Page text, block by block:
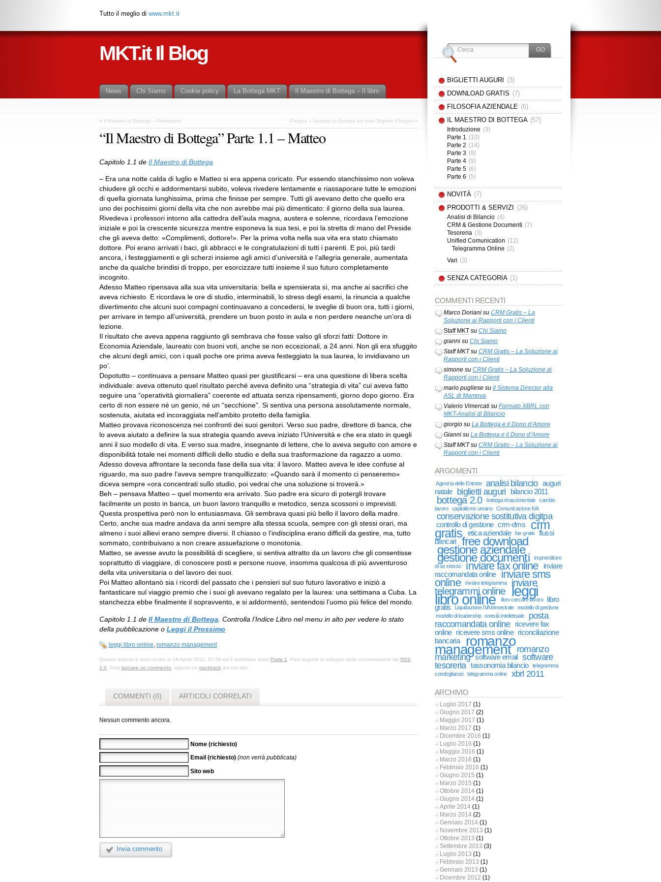
Tutto il meglio di www.mkt.it
MKT.it Il Blog
News Chi Siamo Cookie policy La Bottega MKT Il Maestro di Bottega – Il libro
« Il Maestro di Bottega – Prefazione Pasqua – Servizio di Stampa ed Invio Biglietti d’Auguri»
“Il Maestro di Bottega” Parte 1.1 – Matteo
Capitolo 1.1 de Il Maestro di Bottega
– Era una notte calda di luglio e Matteo si era appena coricato. Pur essendo stanchissimo non voleva
chiudere gli occhi e addormentarsi subito, voleva rivedere lentamente e riassaporare tutte le emozioni
di quella giornata lunghissima, prima che finisse per sempre. Tutti gli avevano detto che quello era
uno dei pochissimi giorni della vita che non avrebbe mai più dimenticato: il giorno della sua laurea.
Rivedeva i professori intorno alla cattedra dell’aula magna, austera e solenne, ricordava l’emozione
iniziale e poi la crescente sicurezza mentre esponeva la sua tesi, e poi la stretta di mano del Preside
che gli aveva detto: «Complimenti, dottore!». Per la prima volta nella sua vita era stato chiamato
dottore. Poi erano arrivati i baci, gli abbracci e le congratulazioni di tutti i parenti. E poi, più tardi
ancora, i festeggiamenti e gli scherzi insieme agli amici d’università e l’allegria generale, aumentata
anche da qualche brindisi di troppo, per esorcizzare tutti insieme il suo futuro completamente
incognito.
Adesso Matteo ripensava alla sua vita universitaria: bella e spensierata sì, ma anche ai sacrifici che
aveva richiesto. E ricordava le ore di studio, interminabili, lo stress degli esami, la rinuncia a qualche
divertimento che alcuni suoi compagni continuavano a concedersi, le sveglie di buon ora, tutti i giorni,
per arrivare in tempo all’università, prendere un buon posto in aula e non perdere neanche un’ora di
lezione.
Il risultato che aveva appena raggiunto gli sembrava che fosse valso gli sforzi fatti: Dottore in
Economia Aziendale, laureato con buoni voti, anche se non eccezionali, a 24 anni. Non gli era sfuggito
che alcuni degli amici, con i quali poche ore prima aveva festeggiato la sua laurea, lo invidiavano un
po’.
Dopotutto – continuava a pensare Matteo quasi per giustificarsi – era una questione di libera scelta
individuale: aveva ottenuto quel risultato perché aveva definito una “strategia di vita” cui aveva fatto
seguire una “operatività giornaliera” coerente ed attuata senza ripensamenti, giorno dopo giorno. Era
certo di non essere né un genio, né un “secchione”. Si sentiva una persona assolutamente normale,
sostenuta, aiutata ed incoraggiata nell’ambito protetto della famiglia.
Matteo provava riconoscenza nei confronti dei suoi genitori. Verso suo padre, direttore di banca, che
lo aveva aiutato a definire la sua strategia quando aveva iniziato l’Università e che era stato in quegli
anni il suo modello di vita. E verso sua madre, insegnante di lettere, che lo aveva seguito con amore e
disponibilità totale nei momenti difficili dello studio e della sua trasformazione da ragazzo a uomo.
Adesso doveva affrontare la seconda fase della sua vita: il lavoro. Matteo aveva le idee confuse al
riguardo, ma suo padre l’aveva sempre tranquillizzato: «Quando sarà il momento ci penseremo»
diceva sempre «ora concentrati sullo studio, poi vedrai che una soluzione si troverà.»
Beh – pensava Matteo – quel momento era arrivato. Suo padre era sicuro di potergli trovare
facilmente un posto in banca, un buon lavoro tranquillo e metodico, senza scossoni o imprevisti.
Questa prospettiva però non lo entusiasmava. Gli sembrava quasi più bello il lavoro della madre.
Certo, anche sua madre andava da anni sempre alla stessa scuola, sempre con gli stessi orari, ma
almeno i suoi allievi erano sempre diversi. Il chiasso o l’indisciplina erano difficili da gestire, ma, tutto
sommato, contribuivano a non creare assuefazione o monotonia.
Matteo, se avesse avuto la possibilità di scegliere, si sentiva attratto da un lavoro che gli consentisse
soprattutto di viaggiare, di conoscere posti e persone nuove, insomma qualcosa di più avventuroso
della vita universitaria o del lavoro dei suoi.
Poi Matteo allontanò sia i ricordi del passato che i pensieri sul suo futuro lavorativo e iniziò a
fantasticare sul viaggio premio che i suoi gli avevano regalato per la laurea: una settimana a Cuba. La
stanchezza ebbe finalmente il sopravvento, e si addormentò, sentendosi l’uomo più felice del mondo.
Capitolo 1.1 de Il Maestro di Bottega . Controlla l’Indice Libro nel menu in alto per vedere lo stato
della pubblicazione o Leggi il Prossimo
leggi libro online, romanzo management
Questo articolo é stato scritto in 18 Aprile 2011, 07:20 ed é archiviato sotto Parte 1 . Puoi seguire lo sviluppo della conversazione via RSS
2.0 . Puoi lasciare un commento , oppure un trackback dal tuo sito.
COMMENTI (0) ARTICOLI CORRELATI
Nessun commento ancora.
Nome (richiesto)
Email (richiesto) (non verrà pubblicata)
Sito web
Invia commento
BIGLIETTI AUGURI (3)
DOWNLOAD GRATIS (7)
FILOSOFIA AZIENDALE (6)
IL MAESTRO DI BOTTEGA (57)
Introduzione (3)
Parte 1
(10)
Parte 2 (14)
Parte 3 (9)
Parte 4 (9)
Parte 5 (6)
Parte 6 (5)
NOVITÀ (7)
PRODOTTI & SERVIZI (26)
Analisi di Bilancio (4)
CRM & Gestione Documenti (7)
Tesoreria (3)
Unified Comunication (12)
Telegramma Online (2)
Vari (3)
SENZA CATEGORIA (1)
COMMENTI RECENTI
Marco Dorianisu CRM Gratis – La
Soluzione ai Rapporti con i Clienti
Staff MKTsu Chi Siamo
giannisu Chi Siamo
Staff MKTsu CRM Gratis – La Soluzione ai
Rapporti con i Clienti
simonesu CRM Gratis – La Soluzione ai
Rapporti con i Clienti
mario pugliesesu Il Sistema Director alla
ASL di Mantova
Valerio Vimercatisu Formato XBRL con
MKT-Analisi di Bilancio
giorgiosu La Bottega e il Dono d’Amore
Giannisu La Bottega e il Dono d’Amore
Staff MKTsu CRM Gratis – La Soluzione ai
Rapporti con i Clienti
ARGOMENTI
Agenzia delle Entrate analisi bilancio auguri
natale
biglietti auguri bilancio 2011
bottega 2.0 bottega rinascimentale
cambio
lavoro
capitalismo umano Comunicazione IVA
conservazione sostitutiva digitpa
controllo di gestione crm-dms crm
gratis etica aziendale fax gratis
flussi
bancari
free download
gestione aziendale
gestione documenti
imprenditore
di se stesso
inviare fax online
inviare
raccomandata online
inviare sms
online inviare telegramma inviare
telegrammi online leggi
libro online libro cercare lavoro
libro
gratis
Liquidazione IVA trimestrale
modello di gestione
modello di leadership
onestà intellettuale
posta
raccomandata online
ricevere fax
online ricevere sms online riconciliazione
bancaria
romanzo
management
romanzo
marketing software email software
tesoreria tassonomia bilancio
telegramma
condoglianze
telegramma online xbrl 2011
ARCHIVIO
Luglio 2017 (1)
Giugno 2017 (2)
Maggio 2017 (1)
Marzo 2017 (1)
Dicembre 2016 (1)
Luglio 2016 (1)
Maggio 2016 (1)
Marzo 2016 (1)
Febbraio 2016 (1)
Giugno 2015 (1)
Marzo 2015 (1)
Ottobre 2014(1)
Giugno 2014(1)
Aprile 2014(1)
Marzo 2014(2)
Gennaio 2014(1)
Novembre 2013 (1)
Ottobre 2013 (1)
Settembre 2013 (3)
Luglio 2013 (1)
Febbraio 2013 (1)
Gennaio 2013 (1)
Dicembre 2012 (1)